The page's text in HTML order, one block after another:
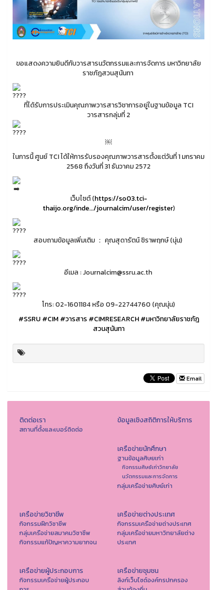
ขอแสดงความยินดีกับวารสารนวัตกรรมและการจัดการ มหาวิทยาลัย
ราชภัฎสวนสุนันทา
ที่ได้รับการประเมินคุณภาพวารสารวิชาการอยู่ในฐานข้อมูล TCI
วารสารกลุ่มที่ 2
￼
ในการนี้ ศูนย์ TCI ได้ให้การรับรองคุณภาพวารสารตั้งแต่วันที่ 1 มกราคม
2568 ถึงวันที่ 31 ธันวาคม 2572
เว็บไซต์ (https://so03.tci-
thaijo.org/inde.../journalcim/user/register)
สอบถามข้อมูลเพิ่มเติม ： คุณสุดารัตน์ ชิราพฤกษ์ (นุ่น)
อีเมล : Journalcim@ssru.ac.th
โทร: 02-1601184 หรือ 09-22744760 (คุณนุ่น)
#SSRU #CIM #วารสาร #CIMRESEARCH #มหาวิทยาลัยราชภัฎ
สวนสุนันทา
Email
ติดต่อเรา
สถานที่ตั้งและเบอร์ติดต่อ
ข้อมูลเชิงสถิติการให้บริการ
เครือข่ายนักศึกษา
ฐานข้อมูลศิษยเก่า
กิจกรรมศิษย์เก่าวิทยาลัย
นวัตกรรมและการจัดการ
กลุ่มเครือข่ายศิษย์เก่า
เครือข่ายวิชาชีพ
กิจกรรมฝึกวิชาชีพ
กลุ่มเครือข่ายสมาคมวิชาชีพ
กิจกรรมแก้ปัญหาความยากจน
เครือข่ายต่างประเทศ
กิจกรรมเครือข่ายต่างประเทศ
กลุ่มเครือข่ายมหาวิทยาลัยต่าง
ประเทศ
เครือข่ายผู้ประกอบการ
กิจกรรมเครือข่ายผู้ประกอบ
เครือข่ายชุมชน
ลิงก์เว็บไซต์องค์กรปกครอง